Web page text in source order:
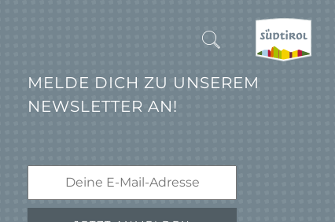
SUCHEN & BUCHEN
-
MELDE DICH ZU UNSEREM
NEWSLETTER AN!